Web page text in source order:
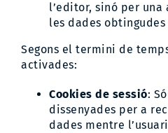
l’editor, sinó per
les dades
Segons el termini de
activades:
Cookies de sessió:
dissenyades per a
dades mentre